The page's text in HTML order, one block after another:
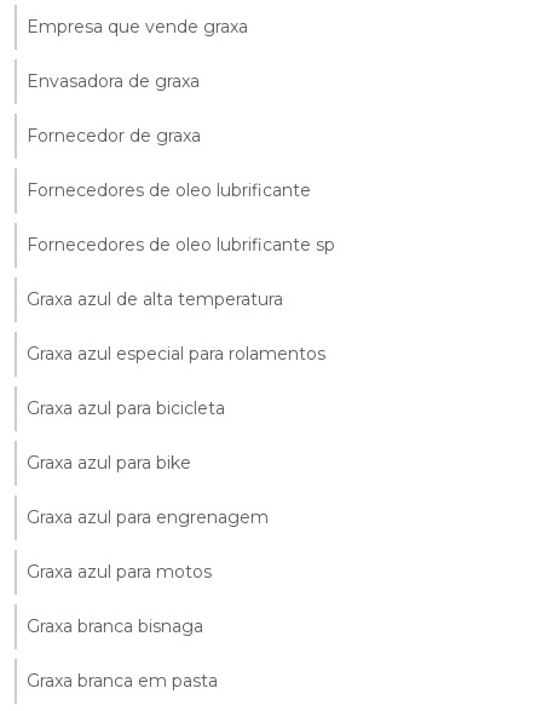
Empresa que vende graxa
Envasadora de graxa
Fornecedor de graxa
Fornecedores de oleo lubrificante
Fornecedores de oleo lubrificante sp
Graxa azul de alta temperatura
Graxa azul especial para rolamentos
Graxa azul para bicicleta
Graxa azul para bike
Graxa azul para engrenagem
Graxa azul para motos
Graxa branca bisnaga
Graxa branca em pasta